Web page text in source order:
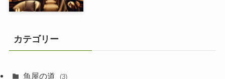
カテゴリー
魚屋の道 (3)